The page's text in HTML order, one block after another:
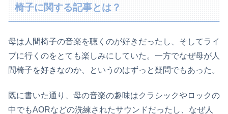
椅子に関する記事とは？
母は人間椅子の音楽を聴くのが好きだったし、そしてライ
ブに行くのをとても楽しみにしていた。一方でなぜ母が人
間椅子を好きなのか、というのはずっと疑問でもあった。
既に書いた通り、母の音楽の趣味はクラシックやロックの
中でもAORなどの洗練されたサウンドだったし、なぜ人